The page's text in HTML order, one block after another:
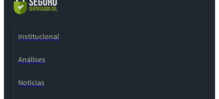
Institucional
Análises
Notícias